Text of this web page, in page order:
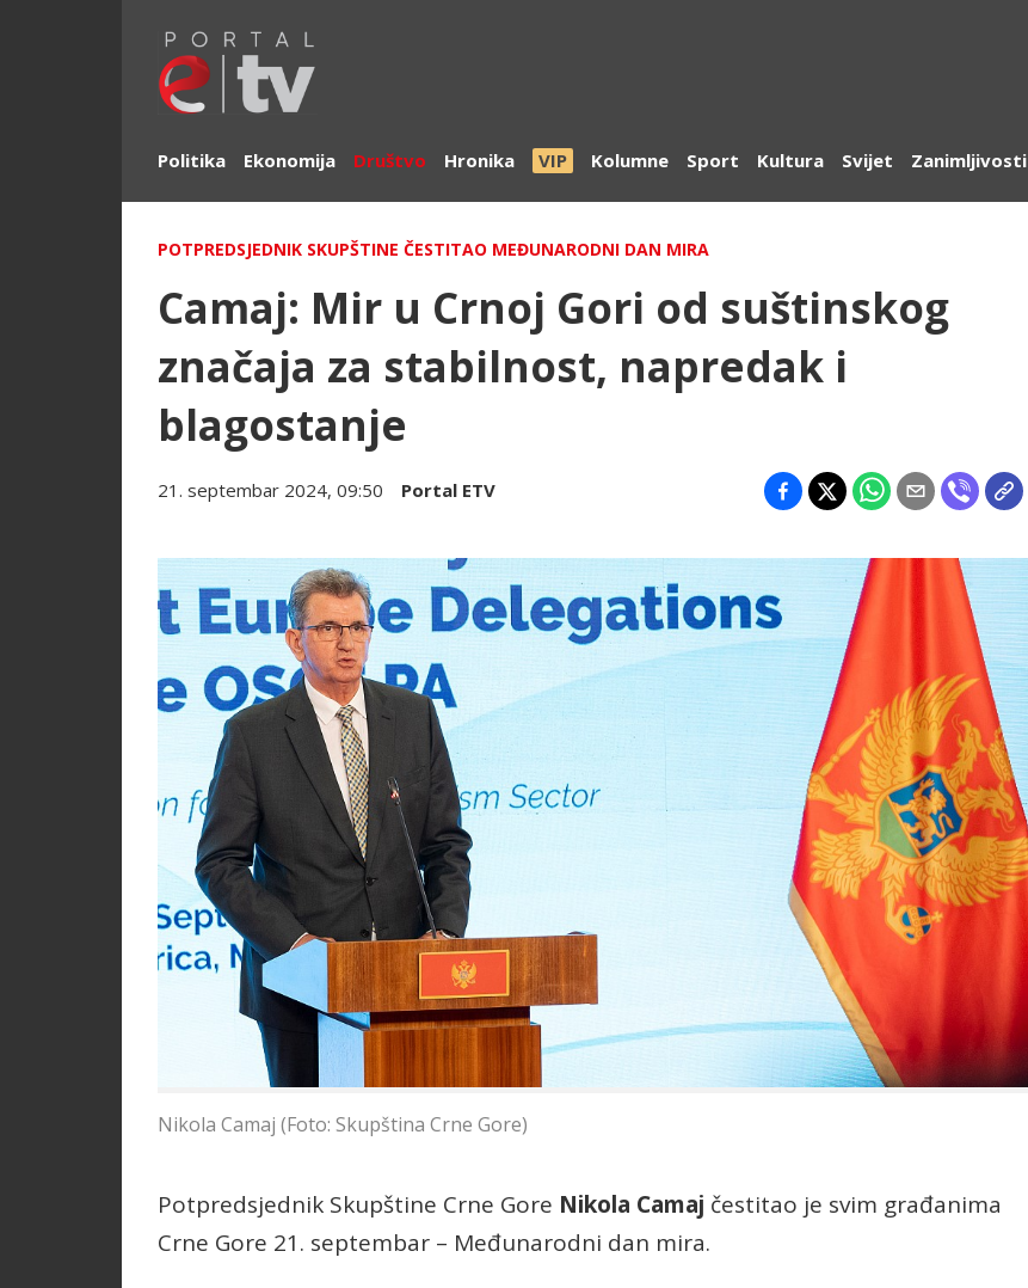
Politika Ekonomija Društvo Hronika VIP Kolumne Sport Kultura Svijet Zanimljivosti
POTPREDSJEDNIK SKUPŠTINE ČESTITAO MEĐUNARODNI DAN MIRA
Camaj: Mir u Crnoj Gori od suštinskog
značaja za stabilnost, napredak i
blagostanje
21. septembar 2024, 09:50 Portal ETV
Nikola Camaj (Foto: Skupština Crne Gore)
Potpredsjednik Skupštine Crne Gore Nikola Camaj čestitao je svim građanima
Crne Gore 21. septembar – Međunarodni dan mira.